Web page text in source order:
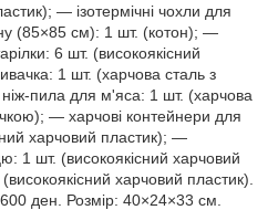
— ізотермічні чохли для
(85×85 см): 1 шт. (котон); —
6 шт. (високоякісний
1 шт. (харчова сталь з
пила для м'яса: 1 шт. (харчова
— харчові контейнери для
харчовий пластик); —
1 шт. (високоякісний харчовий
харчовий пластик).
ден. Розмір: 40×24×33 см.